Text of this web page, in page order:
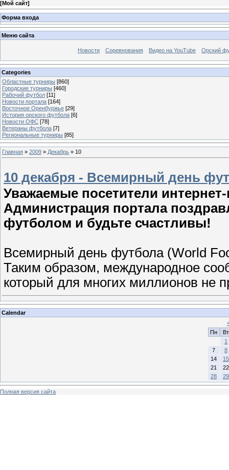
[Мой сайт]
Форма входа
Меню сайта
Новости Соревнования Видео на YouTube Орский
Categories
Областные турниры [860]
Городские турниры [460]
Рабочий футбол [11]
Новости портала [164]
Восточное Оренбуржье [29]
История орского футбола [6]
Новости ОФС [78]
Ветераны футбола [7]
Региональные турниры [85]
Главная » 2009 » Декабрь » 10
10 декабря - Всемирный день
Уважаемые посетители
Администрация портала
футболом и будьте счастливы!
Всемирный день футбола (World
Таким образом, международное
который для многих миллионов не
Calendar
Пн
Вт
1
7
8
14
15
21
22
28
29
Полная версия сайта